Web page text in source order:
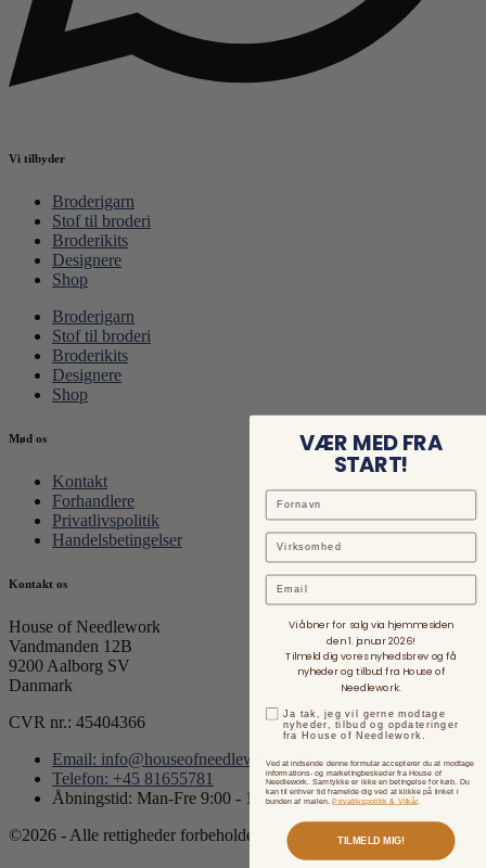
Vi tilbyder
Broderigarn
Stof til broderi
Broderikits
Designere
Shop
Broderigarn
Stof til broderi
Broderikits
Designere
Shop
Mød os
Kontakt
Forhandlere
Privatlivspolitik
Handelsbetingelser
Kontakt os
House of Needlework
Vandmanden 12B
9200 Aalborg SV
Danmark
CVR nr.: 45404366
Email: info@houseofneedlework.com
Telefon: +45 81655781
Åbningstid: Man-Fre 9:00 - 15:00
©2026 - Alle rettigheder forbeholdes.
VÆR MED FRA
START!
Email
Vi åbner for salg via hjemmesiden
den 1. januar 2026!
Tilmeld dig vores nyhedsbrev og få
nyheder og tilbud fra House of
Needlework.
Ja tak, jeg vil gerne modtage
nyheder, tilbud og opdateringer
fra House of Needlework.
Ved at indsende denne formular accepterer du at modtage
informations- og marketingbeskeder fra House of
Needlework. Samtykke er ikke en betingelse for køb. Du
kan til enhver tid framelde dig ved at klikke på linket i
bunden af mailen.Privatlivspolitik & Vilkår.
TILMELD MIG!